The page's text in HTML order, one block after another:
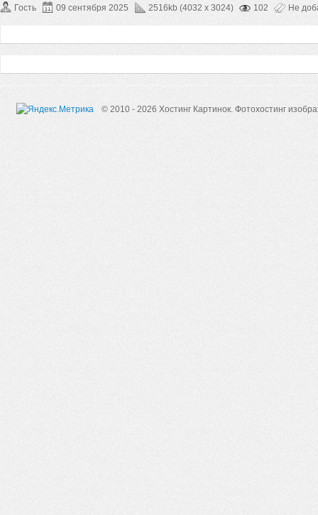
Гость 09 сентября 2025 2516kb (4032 x 3024) 102 Не
© 2010 - 2026 Хостинг Картинок. Фотохостинг